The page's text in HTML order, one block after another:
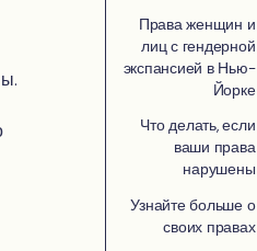
Права женщин и
лиц с гендерной
экспансией в Нью-
Йорке
Что делать, если
ваши права
нарушены
Узнайте больше о
своих правах